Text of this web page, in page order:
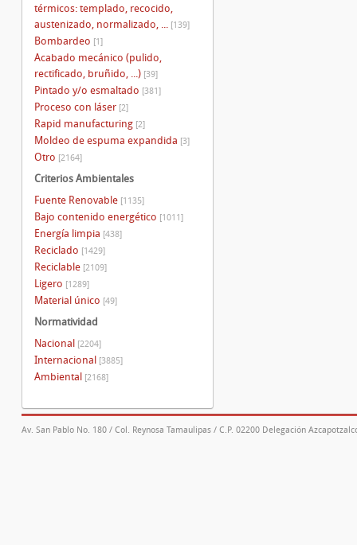
térmicos: templado, recocido,
austenizado, normalizado, ...
[139]
Bombardeo [1]
Acabado mecánico (pulido,
rectificado, bruñido, ...) [39]
Pintado y/o esmaltado [381]
Proceso con láser [2]
Rapid manufacturing [2]
Moldeo de espuma expandida [3]
Otro [2164]
Criterios Ambientales
Fuente Renovable [1135]
Bajo contenido energético [1011]
Energía limpia [438]
Reciclado [1429]
Reciclable [2109]
Ligero [1289]
Material único [49]
Normatividad
Nacional [2204]
Internacional [3885]
Ambiental [2168]
Av. San Pablo No. 180 / Col. Reynosa Tamaulipas / C.P. 02200 Delegación